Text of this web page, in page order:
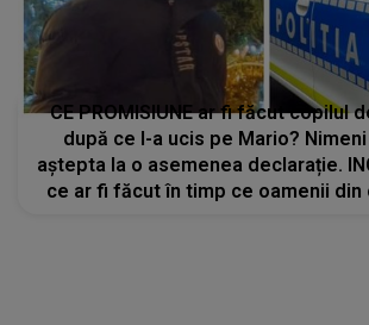
CE PROMISIUNE ar fi făcut copilul
după ce l-a ucis pe Mario?
aștepta la o asemenea declarație.
ce ar fi făcut în timp ce oamenii din